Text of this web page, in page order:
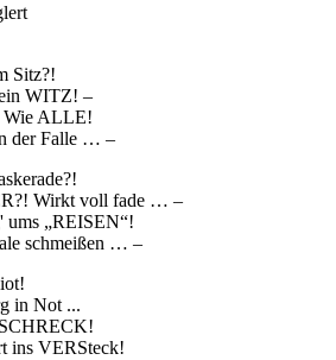
Sitz?!
WITZ! –
ALLE!
der Falle … –
Wirkt voll fade … –
ums „REISEN“!
schmeißen … –
in Not ...
ins VERSteck!